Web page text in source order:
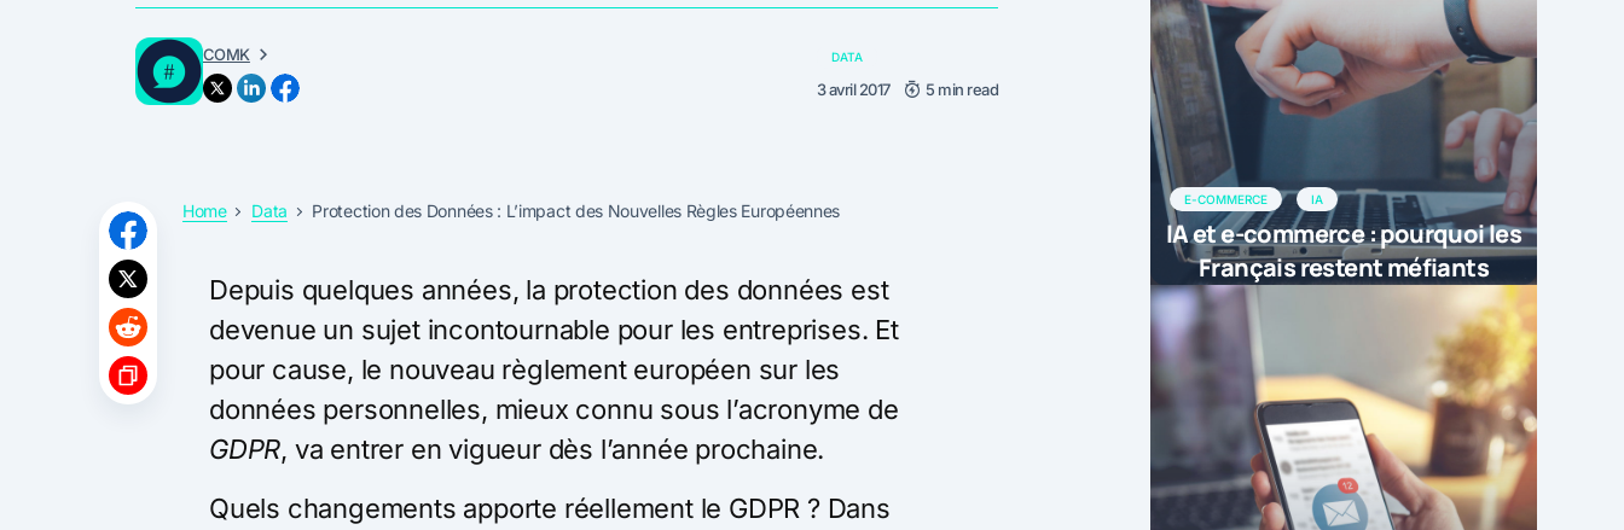
COMK DATA
3 avril 2017 5 min read
Home Data Protection des Données : L’impact des Nouvelles Règles Européennes
Depuis quelques années, la protection des données est
devenue un sujet incontournable pour les entreprises. Et
pour cause, le nouveau règlement européen sur les
données personnelles, mieux connu sous l’acronyme de
GDPR, va entrer en vigueur dès l’année prochaine.
Quels changements apporte réellement le GDPR ? Dans
E-COMMERCE IA
IA et e-commerce : pourquoi les
Français restent méfiants